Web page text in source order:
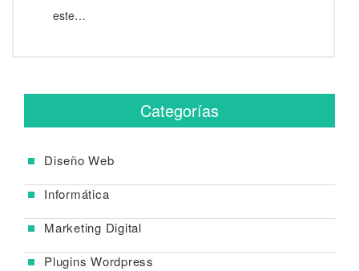
este…
Categorías
Diseño Web
Informática
Marketing Digital
Plugins Wordpress